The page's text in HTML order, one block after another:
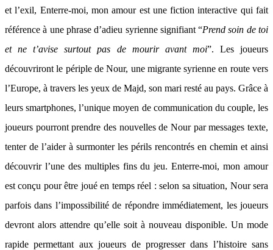
et l’exil, Enterre-moi, mon amour est une fiction interactive qui fait
référence à une phrase d’adieu syrienne signifiant “Prend soin de toi
et ne t’avise surtout pas de mourir avant moi”. Les joueurs
découvriront le périple de Nour, une migrante syrienne en route vers
l’Europe, à travers les yeux de Majd, son mari resté au pays. Grâce à
leurs smartphones, l’unique moyen de communication du couple, les
joueurs pourront prendre des nouvelles de Nour par messages texte,
tenter de l’aider à surmonter les périls rencontrés en chemin et ainsi
découvrir l’une des multiples fins du jeu. Enterre-moi, mon amour
est conçu pour être joué en temps réel : selon sa situation, Nour sera
parfois dans l’impossibilité de répondre immédiatement, les joueurs
devront alors attendre qu’elle soit à nouveau disponible. Un mode
rapide permettant aux joueurs de progresser dans l’histoire sans